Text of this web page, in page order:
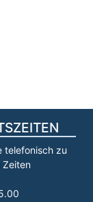
telefonisch zu